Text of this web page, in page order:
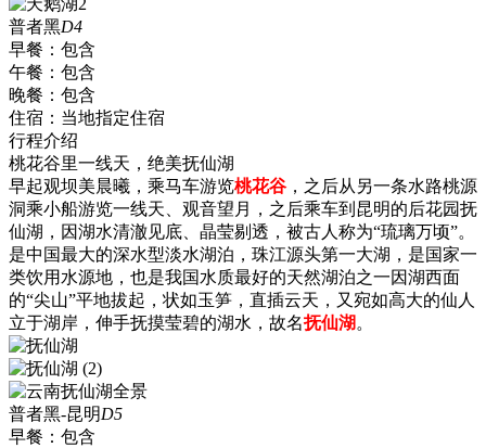
普者黑D4
早餐： 包含
午餐： 包含
晚餐： 包含
住宿： 当地指定住宿
行程介绍
桃花谷里一线天，绝美抚仙湖
早起观坝美晨曦，乘马车游览桃花谷 ，之后从另一条水路桃源
洞乘小船游览一线天、观音望月，之后乘车到昆明的后花园抚
仙湖，因湖水清澈见底、晶莹剔透，被古人称为“琉璃万顷”。
是中国最大的深水型淡水湖泊，珠江源头第一大湖，是国家一
类饮用水源地，也是我国水质最好的天然湖泊之一因湖西面
的“尖山”平地拔起，状如玉笋，直插云天，又宛如高大的仙人
立于湖岸，伸手抚摸莹碧的湖水，故名抚仙湖 。
普者黑-昆明D5
早餐： 包含